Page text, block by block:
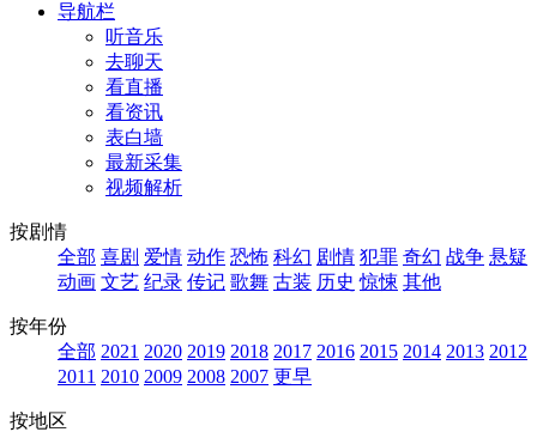
导航栏
听音乐
去聊天
看直播
看资讯
表白墙
最新采集
视频解析
按剧情
全部 喜剧 爱情 动作 恐怖 科幻 剧情 犯罪 奇幻 战争 悬疑
动画 文艺 纪录 传记 歌舞 古装 历史 惊悚 其他
按年份
全部 2021 2020 2019 2018 2017 2016 2015 2014 2013 2012
2011 2010 2009 2008 2007 更早
按地区